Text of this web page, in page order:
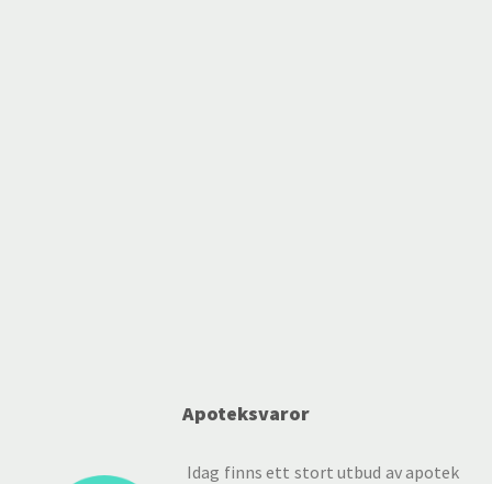
Apoteksvaror
Idag finns ett stort utbud av apotek